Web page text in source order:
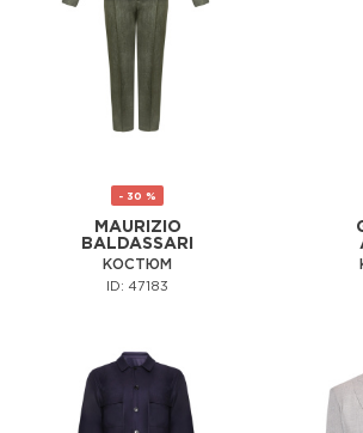
- 30 %
MAURIZIO
BALDASSARI
КОСТЮМ
ID: 47183